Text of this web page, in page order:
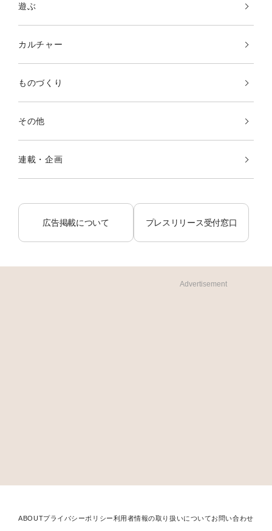
遊ぶ
カルチャー
ものづくり
その他
連載・企画
広告掲載について プレスリリース受付窓口
Advertisement
ABOUTプライバシーポリシー利用者情報の取り扱いについてお問い合わせ